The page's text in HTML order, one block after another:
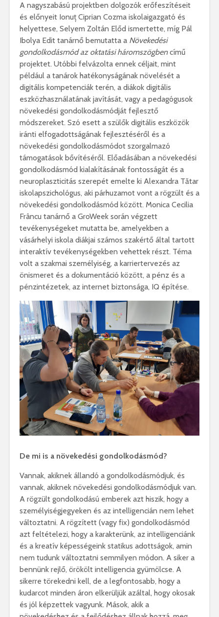
A nagyszabású projektben dolgozók erőfeszítéseit
és előnyeit Ionuț Ciprian Cozma iskolaigazgató és
helyettese, Selyem Zoltán Előd ismertette, míg Pál
Ibolya Edit tanárnő bemutatta a Növekedési
gondolkodásmód az oktatási háromszögbencímű
projektet. Utóbbi felvázolta ennek céljait, mint
például a tanárok hatékonyságának növelését a
digitális kompetenciák terén, a diákok digitális
eszközhasználatának javítását, vagy a pedagógusok
növekedési gondolkodásmódját fejlesztő
módszereket. Szó esett a szülők digitális eszközök
iránti elfogadottságának fejlesztéséről és a
növekedési gondolkodásmódot szorgalmazó
támogatások bővítéséről. Előadásában a növekedési
gondolkodásmód kialakításának fontosságát és a
neuroplaszticitás szerepét emelte ki Alexandra Tătar
iskolapszichológus, aki párhuzamot vont a rögzült és a
növekedési gondolkodásmód között. Monica Cecilia
Frâncu tanárnő a GroWeek során végzett
tevékenységeket mutatta be, amelyekben a
vásárhelyi iskola diákjai számos szakértő által tartott
interaktív tevékenységekben vehettek részt. Téma
volt a szakmai személyiség, a karriertervezés az
önismeret és a dokumentáció között, a pénz és a
pénzintézetek, az internet biztonsága, IQ építése.
De mi is a növekedési gondolkodásmód?
Vannak, akiknek állandó a gondolkodásmódjuk, és
vannak, akiknek növekedési gondolkodásmódjuk van.
A rögzült gondolkodású emberek azt hiszik, hogy a
személyiségjegyeken és az intelligencián nem lehet
változtatni. A rögzített (vagy fix) gondolkodásmód
azt feltételezi, hogy a karakterünk, az intelligenciánk
és a kreatív képességeink statikus adottságok, amin
nem tudunk változtatni semmilyen módon. A siker a
bennünk rejlő, örökölt intelligencia gyümölcse. A
sikerre törekedni kell, de a legfontosabb, hogy a
kudarcot minden áron elkerüljük azáltal, hogy okosak
és jól képzettek vagyunk. Mások, akik a